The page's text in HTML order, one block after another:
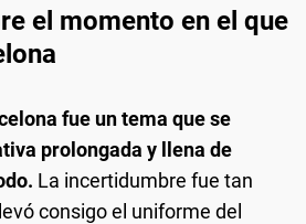
el momento en el que
fue un tema que se
prolongada y llena de
La incertidumbre fue tan
consigo el uniforme del